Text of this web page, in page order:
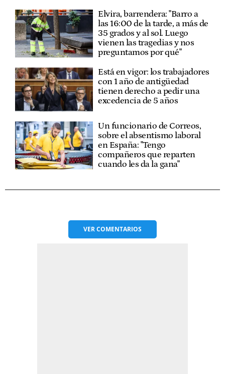
Elvira, barrendera: "Barro a
las 16:00 de la tarde, a más de
35 grados y al sol. Luego
vienen las tragedias y nos
preguntamos por qué"
Está en vigor: los trabajadores
con 1 año de antigüedad
tienen derecho a pedir una
excedencia de 5 años
Un funcionario de Correos,
sobre el absentismo laboral
en España: "Tengo
compañeros que reparten
cuando les da la gana"
VERCOMENTARIOS